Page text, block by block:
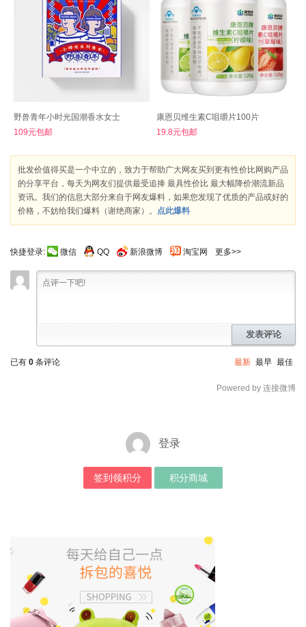
野兽青年小时光国潮香水女士
109元包邮
康恩贝维生素C咀嚼片100片
19.8元包邮
批发价值得买是一个中立的，致力于帮助广大网友买到更有性价比网购产品
的分享平台，每天为网友们提供最受追捧 最具性价比 最大幅降价潮流新品
资讯。我们的信息大部分来自于网友爆料，如果您发现了优质的产品或好的
价格，不妨给我们爆料（谢绝商家）。 点此爆料
快捷登录: 微信 QQ 新浪微博 淘宝网 更多>>
发表评论
已有 0 条评论 最新 最早 最佳
Powered by 连接微博
登录
签到领积分 积分商城